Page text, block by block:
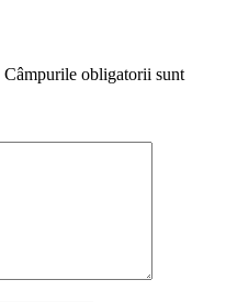
Câmpurile obligatorii sunt